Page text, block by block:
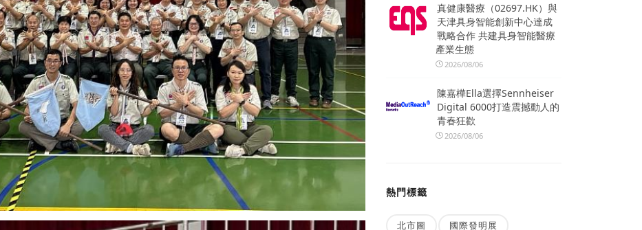
真健康醫療（02697.HK）與
天津具身智能創新中心達成
戰略合作 共建具身智能醫療
產業生態
2026/08/06
陳嘉樺Ella選擇Sennheiser
Digital 6000打造震撼動人的
青春狂歡
2026/08/06
熱門標籤
北市圖 國際發明展